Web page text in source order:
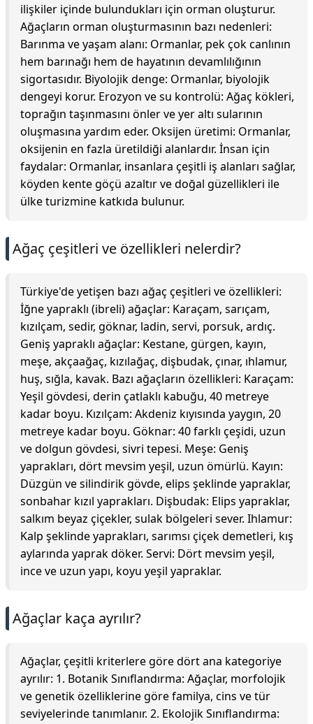
ilişkiler içinde bulundukları için orman oluşturur.
Ağaçların orman oluşturmasının bazı nedenleri:
Barınma ve yaşam alanı: Ormanlar, pek çok canlının
hem barınağı hem de hayatının devamlılığının
sigortasıdır. Biyolojik denge: Ormanlar, biyolojik
dengeyi korur. Erozyon ve su kontrolü: Ağaç kökleri,
toprağın taşınmasını önler ve yer altı sularının
oluşmasına yardım eder. Oksijen üretimi: Ormanlar,
oksijenin en fazla üretildiği alanlardır. İnsan için
faydalar: Ormanlar, insanlara çeşitli iş alanları sağlar,
köyden kente göçü azaltır ve doğal güzellikleri ile
ülke turizmine katkıda bulunur.
Ağaç çeşitleri ve özellikleri nelerdir?
Türkiye'de yetişen bazı ağaç çeşitleri ve özellikleri:
İğne yapraklı (ibreli) ağaçlar: Karaçam, sarıçam,
kızılçam, sedir, göknar, ladin, servi, porsuk, ardıç.
Geniş yapraklı ağaçlar: Kestane, gürgen, kayın,
meşe, akçaağaç, kızılağaç, dişbudak, çınar, ıhlamur,
huş, sığla, kavak. Bazı ağaçların özellikleri: Karaçam:
Yeşil gövdesi, derin çatlaklı kabuğu, 40 metreye
kadar boyu. Kızılçam: Akdeniz kıyısında yaygın, 20
metreye kadar boyu. Göknar: 40 farklı çeşidi, uzun
ve dolgun gövdesi, sivri tepesi. Meşe: Geniş
yaprakları, dört mevsim yeşil, uzun ömürlü. Kayın:
Düzgün ve silindirik gövde, elips şeklinde yapraklar,
sonbahar kızıl yaprakları. Dişbudak: Elips yapraklar,
salkım beyaz çiçekler, sulak bölgeleri sever. Ihlamur:
Kalp şeklinde yaprakları, sarımsı çiçek demetleri, kış
aylarında yaprak döker. Servi: Dört mevsim yeşil,
ince ve uzun yapı, koyu yeşil yapraklar.
Ağaçlar kaça ayrılır?
Ağaçlar, çeşitli kriterlere göre dört ana kategoriye
ayrılır: 1. Botanik Sınıflandırma: Ağaçlar, morfolojik
ve genetik özelliklerine göre familya, cins ve tür
seviyelerinde tanımlanır. 2. Ekolojik Sınıflandırma: